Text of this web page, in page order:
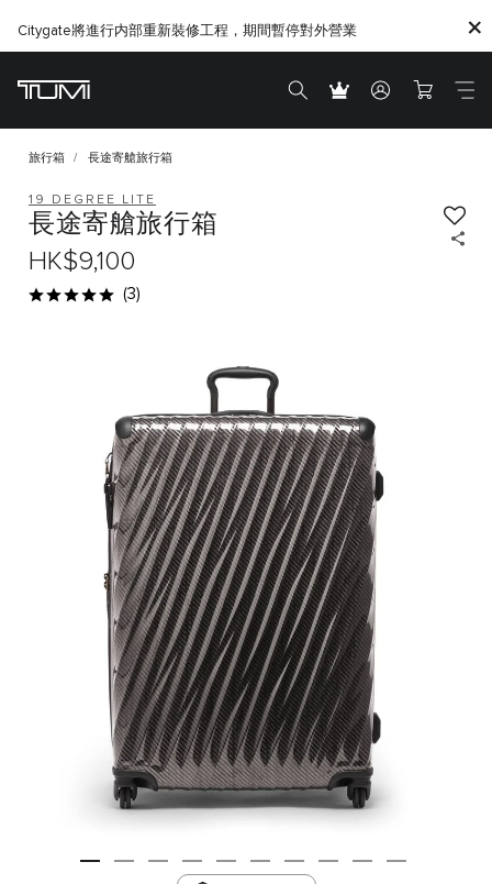
Citygate將進行内部重新裝修工程，期間暫停對外營業
呈現全新Ventra，行旅之間，從容無界。
旅行箱 長途寄艙旅行箱
19 DEGREE LITE
長途寄艙旅行箱
HK$9,100
(3)